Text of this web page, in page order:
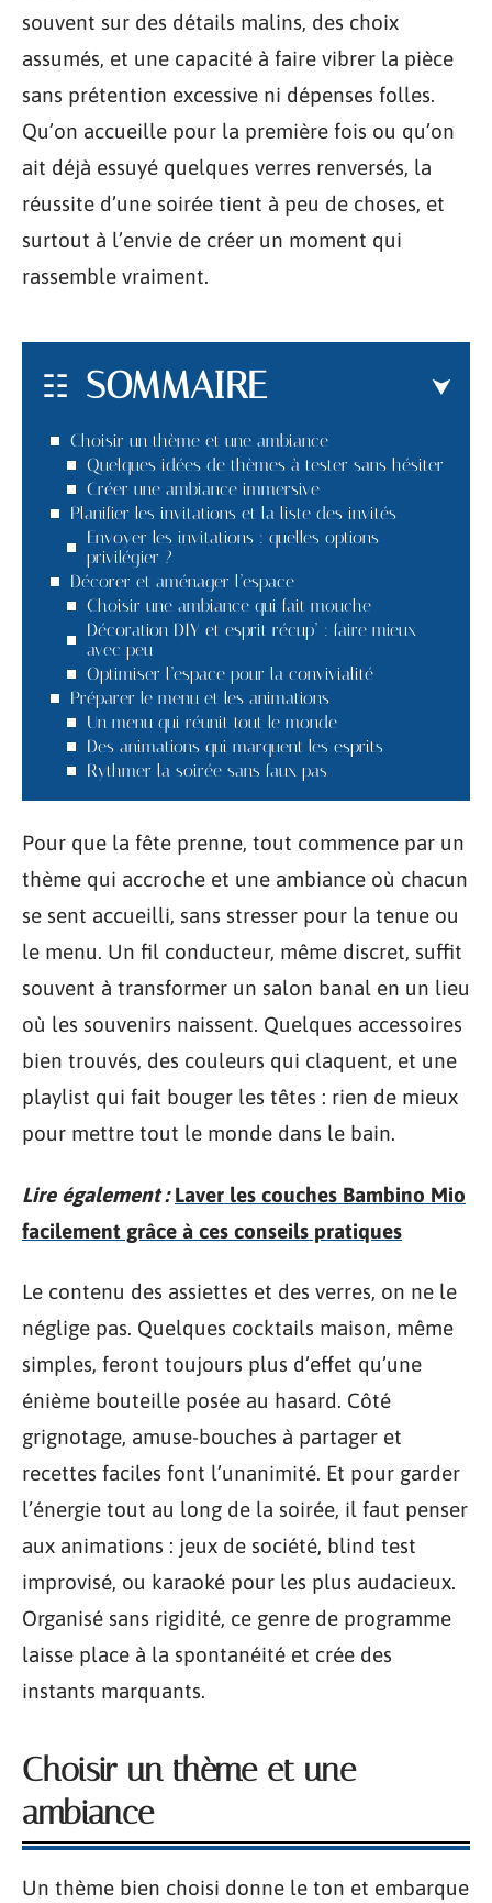
souvent sur des détails malins, des choix
assumés, et une capacité à faire vibrer la pièce
sans prétention excessive ni dépenses folles.
Qu’on accueille pour la première fois ou qu’on
ait déjà essuyé quelques verres renversés, la
réussite d’une soirée tient à peu de choses, et
surtout à l’envie de créer un moment qui
rassemble vraiment.
SOMMAIRE
Choisir un thème et une ambiance
Quelques idées de thèmes à tester sans hésiter
Créer une ambiance immersive
Planifier les invitations et la liste des invités
Envoyer les invitations : quelles options
privilégier ?
Décorer et aménager l’espace
Choisir une ambiance qui fait mouche
Décoration DIY et esprit récup’ : faire mieux
avec peu
Optimiser l’espace pour la convivialité
Préparer le menu et les animations
Un menu qui réunit tout le monde
Des animations qui marquent les esprits
Rythmer la soirée sans faux pas
Pour que la fête prenne, tout commence par un
thème qui accroche et une ambiance où chacun
se sent accueilli, sans stresser pour la tenue ou
le menu. Un fil conducteur, même discret, suffit
souvent à transformer un salon banal en un lieu
où les souvenirs naissent. Quelques accessoires
bien trouvés, des couleurs qui claquent, et une
playlist qui fait bouger les têtes : rien de mieux
pour mettre tout le monde dans le bain.
Lire également : Laver les couches Bambino Mio
facilement grâce à ces conseils pratiques
Le contenu des assiettes et des verres, on ne le
néglige pas. Quelques cocktails maison, même
simples, feront toujours plus d’effet qu’une
énième bouteille posée au hasard. Côté
grignotage, amuse-bouches à partager et
recettes faciles font l’unanimité. Et pour garder
l’énergie tout au long de la soirée, il faut penser
aux animations : jeux de société, blind test
improvisé, ou karaoké pour les plus audacieux.
Organisé sans rigidité, ce genre de programme
laisse place à la spontanéité et crée des
instants marquants.
Choisir un thème et une
ambiance
Un thème bien choisi donne le ton et embarque